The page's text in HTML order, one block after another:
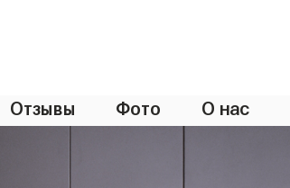
Отзывы Фото О нас